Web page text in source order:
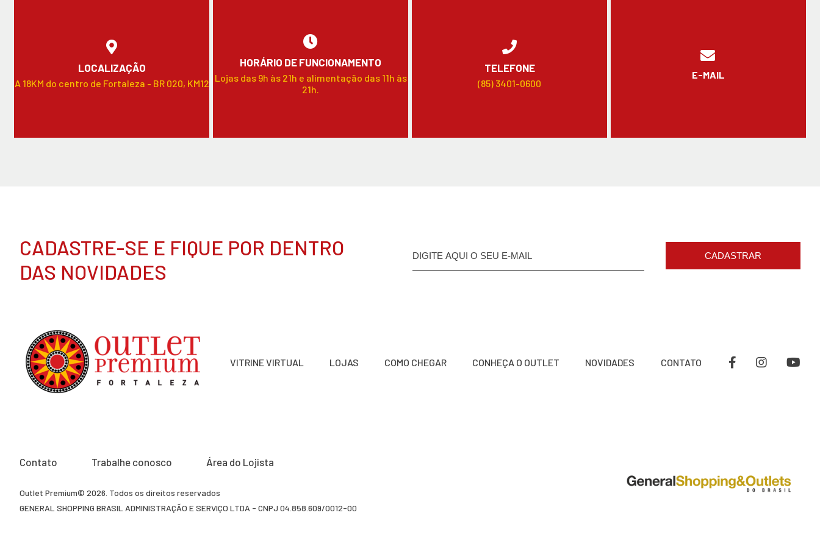
LOCALIZAÇÃO
A 18KM do centro de Fortaleza - BR 020, KM12
HORÁRIO DE FUNCIONAMENTO
Lojas das 9h às 21h e alimentação das 11h às
21h.
TELEFONE
(85) 3401-0600
E-MAIL
CADASTRE-SE E FIQUE POR DENTRO
DAS NOVIDADES
CADASTRAR
VITRINE VIRTUAL LOJAS COMO CHEGAR CONHEÇA O OUTLET NOVIDADES CONTATO
Contato Trabalhe conosco Área do Lojista
Outlet Premium© 2026. Todos os direitos reservados
GENERAL SHOPPING BRASIL ADMINISTRAÇÃO E SERVIÇO LTDA - CNPJ 04.858.609/0012-00